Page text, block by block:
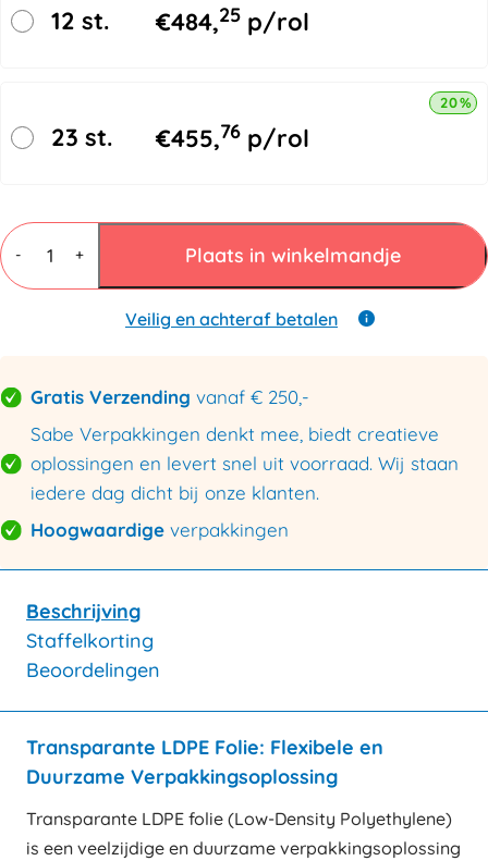
12 st. €484,25 p/rol
23 st. €455,76 p/rol
20%
-
LDPE
Folie
600cmx50mtr
200my
+ Plaats in winkelmandje
Veilig en achteraf betalen
Gratis Verzending vanaf € 250,-
Sabe Verpakkingen denkt mee, biedt creatieve
oplossingen en levert snel uit voorraad. Wij staan
iedere dag dicht bij onze klanten.
Hoogwaardige verpakkingen
Beschrijving
Staffelkorting
Beoordelingen
Transparante LDPE Folie: Flexibele en
Duurzame Verpakkingsoplossing
Transparante LDPE folie (Low-Density Polyethylene)
is een veelzijdige en duurzame verpakkingsoplossing